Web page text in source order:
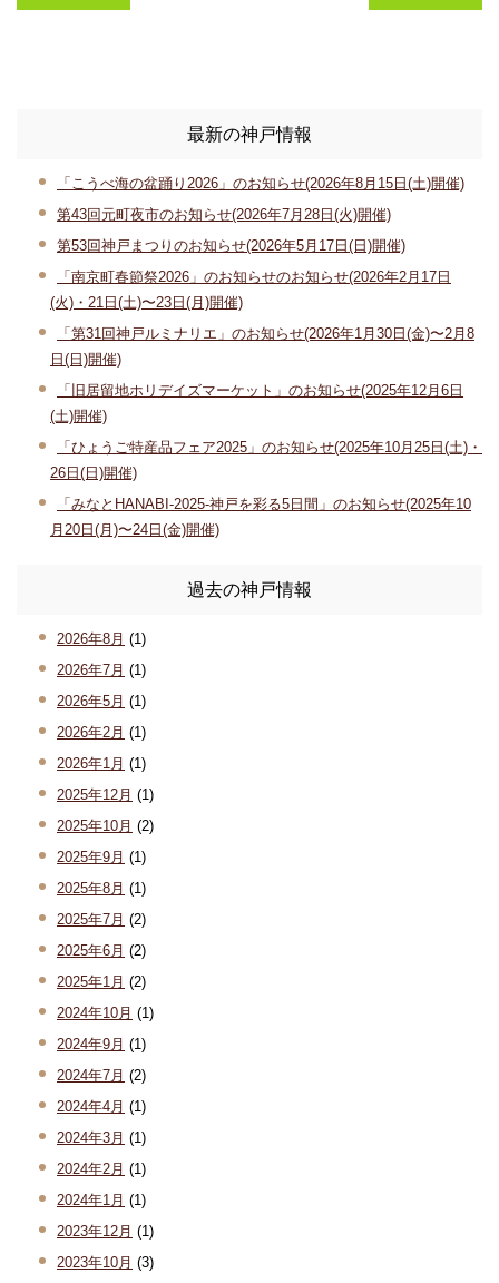
最新の神戸情報
「こうべ海の盆踊り2026」のお知らせ(2026年8月15日(土)開催)
第43回元町夜市のお知らせ(2026年7月28日(火)開催)
第53回神戸まつりのお知らせ(2026年5月17日(日)開催)
「南京町春節祭2026」のお知らせのお知らせ(2026年2月17日
(火)・21日(土)〜23日(月)開催)
「第31回神戸ルミナリエ」のお知らせ(2026年1月30日(金)〜2月8
日(日)開催)
「旧居留地ホリデイズマーケット」のお知らせ(2025年12月6日
(土)開催)
「ひょうご特産品フェア2025」のお知らせ(2025年10月25日(土)・
26日(日)開催)
「みなとHANABI-2025-神戸を彩る5日間」のお知らせ(2025年10
月20日(月)〜24日(金)開催)
過去の神戸情報
2026年8月 (1)
2026年7月 (1)
2026年5月 (1)
2026年2月 (1)
2026年1月 (1)
2025年12月 (1)
2025年10月 (2)
2025年9月 (1)
2025年8月 (1)
2025年7月 (2)
2025年6月 (2)
2025年1月 (2)
2024年10月 (1)
2024年9月 (1)
2024年7月 (2)
2024年4月 (1)
2024年3月 (1)
2024年2月 (1)
2024年1月 (1)
2023年12月 (1)
2023年10月 (3)